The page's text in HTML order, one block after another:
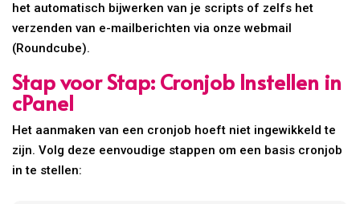
het automatisch bijwerken van je scripts of zelfs het
verzenden van e-mailberichten via onze webmail
(Roundcube).
Stap voor Stap: Cronjob Instellen in
cPanel
Het aanmaken van een cronjob hoeft niet ingewikkeld te
zijn. Volg deze eenvoudige stappen om een basis cronjob
in te stellen: